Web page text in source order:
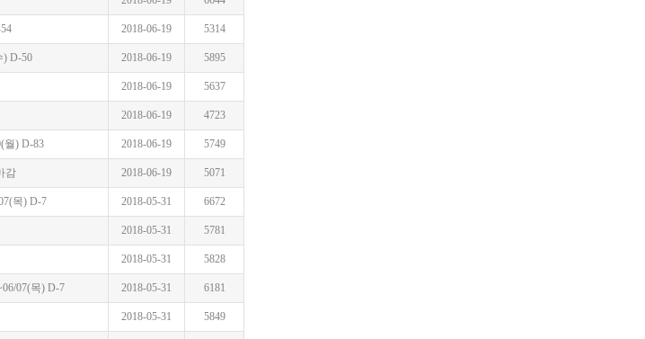
2018-06-19 5314
) D-50 2018-06-19 5895
2018-06-19 5637
2018-06-19 4723
월) D-83 2018-06-19 5749
감 2018-06-19 5071
목) D-7 2018-05-31 6672
2018-05-31 5781
2018-05-31 5828
07(목) D-7 2018-05-31 6181
2018-05-31 5849